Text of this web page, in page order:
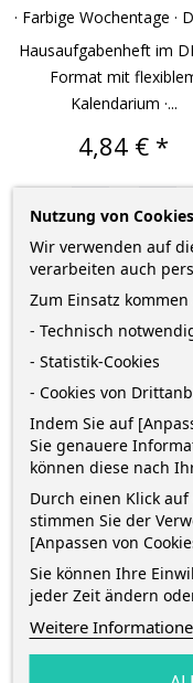
· Farbige Wochentage ·
Hausaufgabenheft im
Format mit
Kalendarium ·...
Preis
4,84 € *
– +
IN DEN WARENKORB
TRÖTSCH
Nutzung von
Wir verwenden auf
verarbeiten auch
Zum Einsatz
- Technisch
- Statistik-Cookies
- Cookies von
Indem Sie auf
Sie genauere
können diese nach
Durch einen Klick
stimmen Sie der
[Anpassen von
Sie können Ihre
jeder Zeit ändern
Weitere